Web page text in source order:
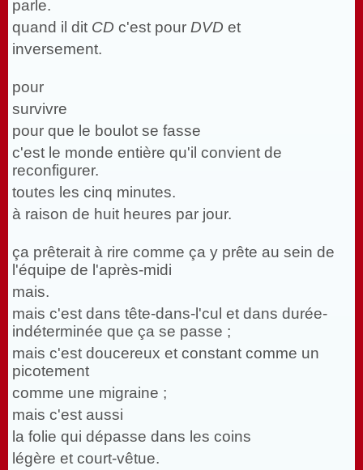
parle.
quand il dit CD c'est pour DVD et
inversement.
pour
survivre
pour que le boulot se fasse
c'est le monde entière qu'il convient de
reconfigurer.
toutes les cinq minutes.
à raison de huit heures par jour.
ça prêterait à rire comme ça y prête au sein de
l'équipe de l'après-midi
mais.
mais c'est dans tête-dans-l'cul et dans durée-
indéterminée que ça se passe ;
mais c'est doucereux et constant comme un
picotement
comme une migraine ;
mais c'est aussi
la folie qui dépasse dans les coins
légère et court-vêtue.